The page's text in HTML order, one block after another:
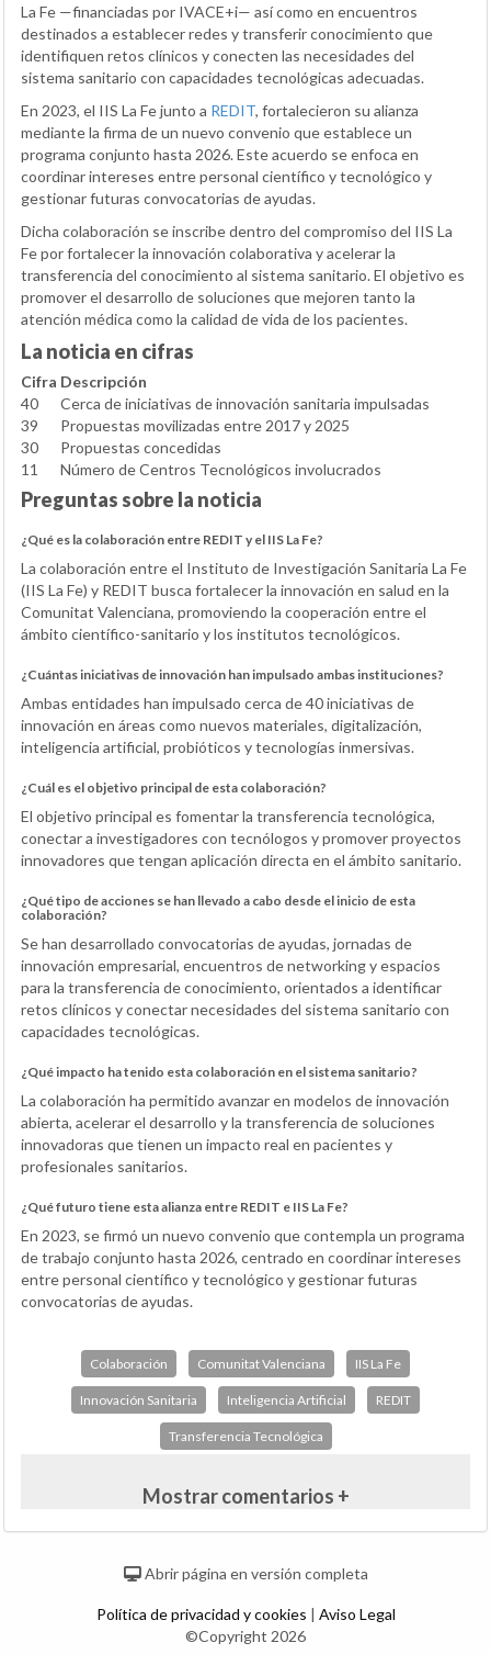
La Fe —financiadas por IVACE+i— así como en encuentros
destinados a establecer redes y transferir conocimiento que
identifiquen retos clínicos y conecten las necesidades del
sistema sanitario con capacidades tecnológicas adecuadas.
En 2023, el IIS La Fe junto a REDIT, fortalecieron su alianza
mediante la firma de un nuevo convenio que establece un
programa conjunto hasta 2026. Este acuerdo se enfoca en
coordinar intereses entre personal científico y tecnológico y
gestionar futuras convocatorias de ayudas.
Dicha colaboración se inscribe dentro del compromiso del IIS La
Fe por fortalecer la innovación colaborativa y acelerar la
transferencia del conocimiento al sistema sanitario. El objetivo es
promover el desarrollo de soluciones que mejoren tanto la
atención médica como la calidad de vida de los pacientes.
La noticia en cifras
Cifra Descripción
40
Cerca de iniciativas de innovación sanitaria impulsadas
39
Propuestas movilizadas entre 2017 y 2025
30
Propuestas concedidas
11
Número de Centros Tecnológicos involucrados
Preguntas sobre la noticia
¿Qué es la colaboración entre REDIT y el IIS La Fe?
La colaboración entre el Instituto de Investigación Sanitaria La Fe
(IIS La Fe) y REDIT busca fortalecer la innovación en salud en la
Comunitat Valenciana, promoviendo la cooperación entre el
ámbito científico-sanitario y los institutos tecnológicos.
¿Cuántas iniciativas de innovación han impulsado ambas instituciones?
Ambas entidades han impulsado cerca de 40 iniciativas de
innovación en áreas como nuevos materiales, digitalización,
inteligencia artificial, probióticos y tecnologías inmersivas.
¿Cuál es el objetivo principal de esta colaboración?
El objetivo principal es fomentar la transferencia tecnológica,
conectar a investigadores con tecnólogos y promover proyectos
innovadores que tengan aplicación directa en el ámbito sanitario.
¿Qué tipo de acciones se han llevado a cabo desde el inicio de esta
colaboración?
Se han desarrollado convocatorias de ayudas, jornadas de
innovación empresarial, encuentros de networking y espacios
para la transferencia de conocimiento, orientados a identificar
retos clínicos y conectar necesidades del sistema sanitario con
capacidades tecnológicas.
¿Qué impacto ha tenido esta colaboración en el sistema sanitario?
La colaboración ha permitido avanzar en modelos de innovación
abierta, acelerar el desarrollo y la transferencia de soluciones
innovadoras que tienen un impacto real en pacientes y
profesionales sanitarios.
¿Qué futuro tiene esta alianza entre REDIT e IIS La Fe?
En 2023, se firmó un nuevo convenio que contempla un programa
de trabajo conjunto hasta 2026, centrado en coordinar intereses
entre personal científico y tecnológico y gestionar futuras
convocatorias de ayudas.
Colaboración Comunitat Valenciana IIS La Fe
Innovación Sanitaria Inteligencia Artificial REDIT
Transferencia Tecnológica
Mostrar comentarios +
Abrir página en versión completa
Política de privacidad y cookies | Aviso Legal
©Copyright 2026